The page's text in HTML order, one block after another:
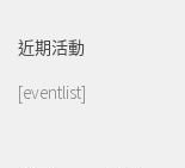
近期活動
[eventlist]